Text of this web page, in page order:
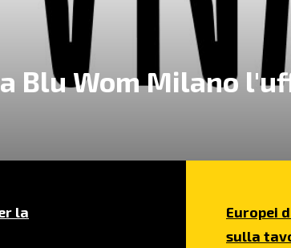
Blu Wom Milano
la
Europei
sulla